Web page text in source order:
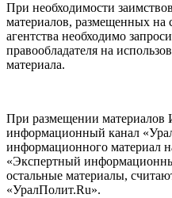
При необходимости
материалов, размещенных на
агентства необходимо
правообладателя на
материала.
При размещении
информационный канал
информационного материал
«Экспертный
остальные материалы,
«УралПолит.Ru».